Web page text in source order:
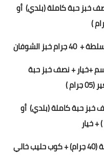
خبز حبة كاملة(بلدي) أو
)
40 جرام خبز الشوفان
+خيار +نصف خبز حبة
(5 0 جرام
)
خبز حبة كاملة(بلدي) أو
) + خيار
+ كوب حليب خالي